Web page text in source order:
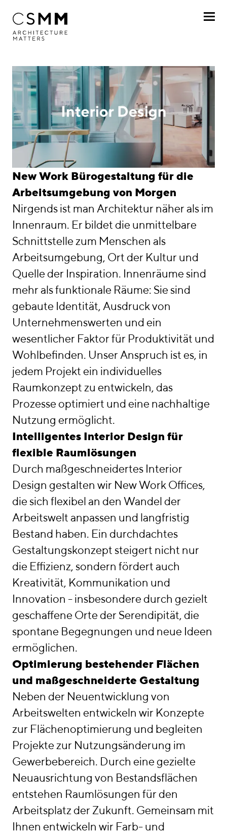
Profil
Leistungen
Architektur
Consulting
Interior Design
Projekte
Journal
Awards
Karriere
Standorte
linkedininstagram
Deutsch
English
Impressum
Datenschutz
Interior Design
New Work Bürogestaltung für die
Arbeitsumgebung von Morgen
Nirgends ist man Architektur näher als im
Innenraum. Er bildet die unmittelbare
Schnittstelle zum Menschen als
Arbeitsumgebung, Ort der Kultur und
Quelle der Inspiration. Innenräume sind
mehr als funktionale Räume: Sie sind
gebaute Identität, Ausdruck von
Unternehmenswerten und ein
wesentlicher Faktor für Produktivität und
Wohlbefinden. Unser Anspruch ist es, in
jedem Projekt ein individuelles
Raumkonzept zu entwickeln, das
Prozesse optimiert und eine nachhaltige
Nutzung ermöglicht.
Intelligentes Interior Design für
flexible Raumlösungen
Durch maßgeschneidertes Interior
Design gestalten wir New Work Offices,
die sich flexibel an den Wandel der
Arbeitswelt anpassen und langfristig
Bestand haben. Ein durchdachtes
Gestaltungskonzept steigert nicht nur
die Effizienz, sondern fördert auch
Kreativität, Kommunikation und
Innovation - insbesondere durch gezielt
geschaffene Orte der Serendipität, die
spontane Begegnungen und neue Ideen
ermöglichen.
Optimierung bestehender Flächen
und maßgeschneiderte Gestaltung
Neben der Neuentwicklung von
Arbeitswelten entwickeln wir Konzepte
zur Flächenoptimierung und begleiten
Projekte zur Nutzungsänderung im
Gewerbebereich. Durch eine gezielte
Neuausrichtung von Bestandsflächen
entstehen Raumlösungen für den
Arbeitsplatz der Zukunft. Gemeinsam mit
Ihnen entwickeln wir Farb- und